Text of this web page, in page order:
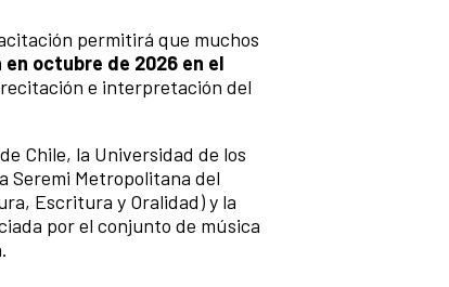
permitirá que muchos
octubre de 2026 en el
e interpretación del
Chile, la Universidad de los
Seremi Metropolitana del
Escritura y Oralidad) y la
por el conjunto de música